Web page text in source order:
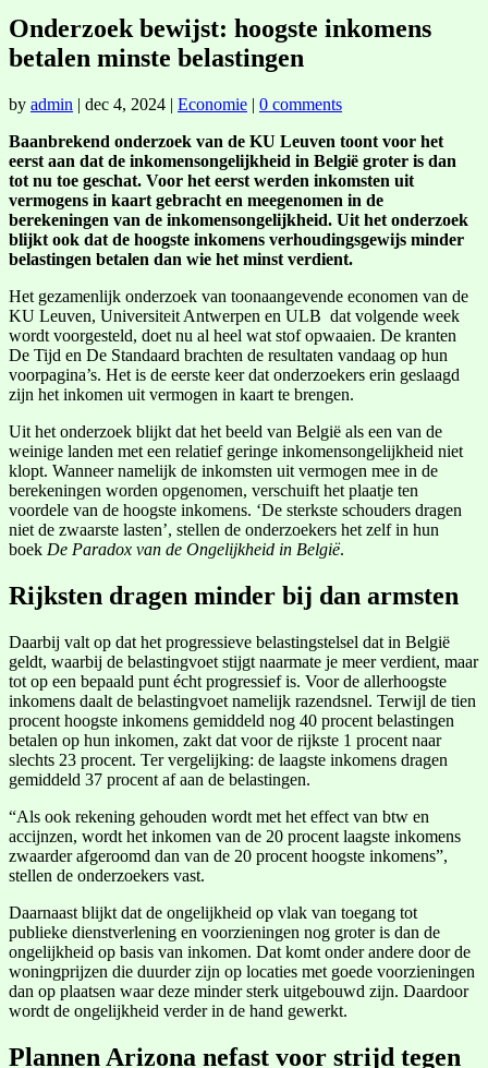
Onderzoek bewijst: hoogste inkomens
betalen minste belastingen
by admin | dec 4, 2024 | Economie | 0 comments
Baanbrekend onderzoek van de KU Leuven toont voor het
eerst aan dat de inkomensongelijkheid in België groter is dan
tot nu toe geschat. Voor het eerst werden inkomsten uit
vermogens in kaart gebracht en meegenomen in de
berekeningen van de inkomensongelijkheid. Uit het onderzoek
blijkt ook dat de hoogste inkomens verhoudingsgewijs minder
belastingen betalen dan wie het minst verdient.
Het gezamenlijk onderzoek van toonaangevende economen van de
KU Leuven, Universiteit Antwerpen en ULB dat volgende week
wordt voorgesteld, doet nu al heel wat stof opwaaien. De kranten
De Tijd en De Standaard brachten de resultaten vandaag op hun
voorpagina’s. Het is de eerste keer dat onderzoekers erin geslaagd
zijn het inkomen uit vermogen in kaart te brengen.
Uit het onderzoek blijkt dat het beeld van België als een van de
weinige landen met een relatief geringe inkomensongelijkheid niet
klopt. Wanneer namelijk de inkomsten uit vermogen mee in de
berekeningen worden opgenomen, verschuift het plaatje ten
voordele van de hoogste inkomens. ‘De sterkste schouders dragen
niet de zwaarste lasten’, stellen de onderzoekers het zelf in hun
boek De Paradox van de Ongelijkheid in België.
Rijksten dragen minder bij dan armsten
Daarbij valt op dat het progressieve belastingstelsel dat in België
geldt, waarbij de belastingvoet stijgt naarmate je meer verdient, maar
tot op een bepaald punt écht progressief is. Voor de allerhoogste
inkomens daalt de belastingvoet namelijk razendsnel. Terwijl de tien
procent hoogste inkomens gemiddeld nog 40 procent belastingen
betalen op hun inkomen, zakt dat voor de rijkste 1 procent naar
slechts 23 procent. Ter vergelijking: de laagste inkomens dragen
gemiddeld 37 procent af aan de belastingen.
“Als ook rekening gehouden wordt met het effect van btw en
accijnzen, wordt het inkomen van de 20 procent laagste inkomens
zwaarder afgeroomd dan van de 20 procent hoogste inkomens”,
stellen de onderzoekers vast.
Daarnaast blijkt dat de ongelijkheid op vlak van toegang tot
publieke dienstverlening en voorzieningen nog groter is dan de
ongelijkheid op basis van inkomen. Dat komt onder andere door de
woningprijzen die duurder zijn op locaties met goede voorzieningen
dan op plaatsen waar deze minder sterk uitgebouwd zijn. Daardoor
wordt de ongelijkheid verder in de hand gewerkt.
Plannen Arizona nefast voor strijd tegen